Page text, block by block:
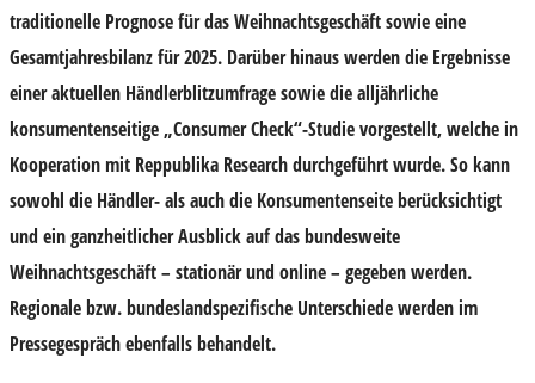
traditionelle Prognose für das Weihnachtsgeschäftsowie eine
Gesamtjahresbilanz für 2025. Darüber hinaus werden die Ergebnisse
einer aktuellen Händlerblitzumfragesowie die alljährliche
konsumentenseitige „Consumer Check“-Studievorgestellt, welche in
Kooperation mit Reppublika Researchdurchgeführt wurde. So kann
sowohl die Händler- als auch die Konsumentenseite berücksichtigt
und ein ganzheitlicher Ausblick auf das bundesweite
Weihnachtsgeschäft – stationär und online – gegeben werden.
Regionale bzw.bundeslandspezifische Unterschiedewerden im
Pressegespräch ebenfalls behandelt.